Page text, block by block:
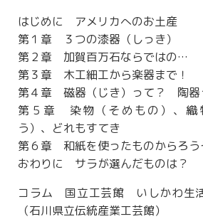
はじめに アメリカへのお土産
第１章 ３つの漆器（しっき）
第２章 加賀百万石ならではの…
第３章 木工細工から楽器まで！
第４章 磁器（じき）って？ 陶器
第５章 染物（そめもの）、織
う）、どれもすてき
第６章 和紙を使ったものからろう
おわりに サラが選んだものは？
コラム 国立工芸館 いしかわ生
（石川県立伝統産業工芸館）